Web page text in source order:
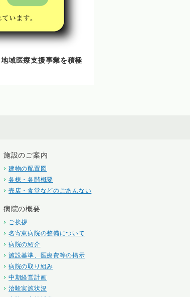
域医療支援事業を積極
施設のご案内
建物の配置図
各棟・各階概要
売店・食堂などのごあんない
病院の概要
ご挨拶
名寄東病院の整備について
病院の紹介
施設基準、医療費等の掲示
病院の取り組み
中期経営計画
治験実施状況